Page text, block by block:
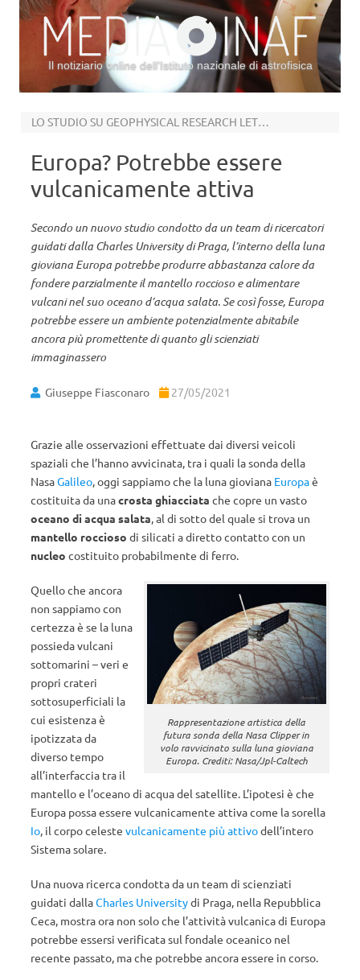
Il notiziario online dell’Istituto nazionale di astrofisica
LO STUDIO SU GEOPHYSICAL RESEARCH LETTERS
Europa? Potrebbe essere
vulcanicamente attiva
Secondo un nuovo studio condotto da un team di ricercatori
guidati dalla Charles University di Praga, l’interno della luna
gioviana Europa potrebbe produrre abbastanza calore da
fondere parzialmente il mantello roccioso e alimentare
vulcani nel suo oceano d’acqua salata. Se così fosse, Europa
potrebbe essere un ambiente potenzialmente abitabile
ancora più promettente di quanto gli scienziati
immaginassero
Giuseppe Fiasconaro 27/05/2021
Grazie alle osservazioni effettuate dai diversi veicoli
spaziali che l’hanno avvicinata, tra i quali la sonda della
NasaGalileo, oggi sappiamo che la luna gioviana Europaè
costituita da unacrosta ghiacciata che copre un vasto
oceano di acqua salata, al di sotto del quale si trova un
mantello roccioso di silicati a diretto contatto con un
nucleo costituito probabilmente di ferro.
Rappresentazione artistica della
futura sonda della Nasa Clipper in
volo ravvicinato sulla luna gioviana
Europa. Crediti: Nasa/Jpl-Caltech
Quello che ancora
non sappiamo con
certezza è se la luna
possieda vulcani
sottomarini – veri e
propri crateri
sottosuperficiali la
cui esistenza è
ipotizzata da
diverso tempo
all’interfaccia tra il
mantello e l’oceano di acqua del satellite. L’ipotesi è che
Europa possa essere vulcanicamente attiva come la sorella
Io, il corpo celeste vulcanicamente più attivodell’intero
Sistema solare.
Una nuova ricerca condotta da un team di scienziati
guidati dallaCharles Universitydi Praga, nella Repubblica
Ceca, mostra ora non solo che l’attività vulcanica di Europa
potrebbe essersi verificata sul fondale oceanico nel
recente passato, ma che potrebbe ancora essere in corso.